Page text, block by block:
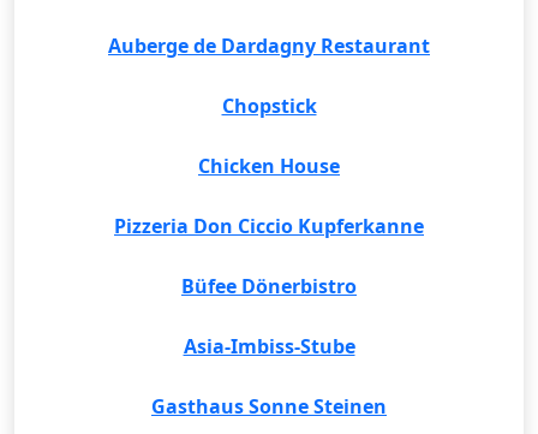
Auberge de Dardagny Restaurant
Chopstick
Chicken House
Pizzeria Don Ciccio Kupferkanne
Büfee Dönerbistro
Asia-Imbiss-Stube
Gasthaus Sonne Steinen